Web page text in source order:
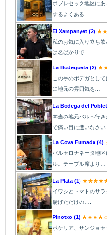
ポブレセック地区に
するよくある…
El Xampanyet (2)
私のお気に入り立ち
は名ばかりで…
La Bodegueta (2)
この手のボデガとし
に地元の雰囲気を…
La Bodega del
本当の地元バルへ行
で痛い目に遭いなさい
La Cova Fumada (4)
バルセロナネータ地
ル。テーブル席より…
La Plata (1)
イワシとトマトのサラ
揚げただけの….
Pinotxo (1)
ボケリア、サンジョ